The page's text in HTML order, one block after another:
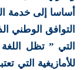
أساسا إلى خدمة
التوافق الوطني
التي ” تظل
للأمازيغية التي